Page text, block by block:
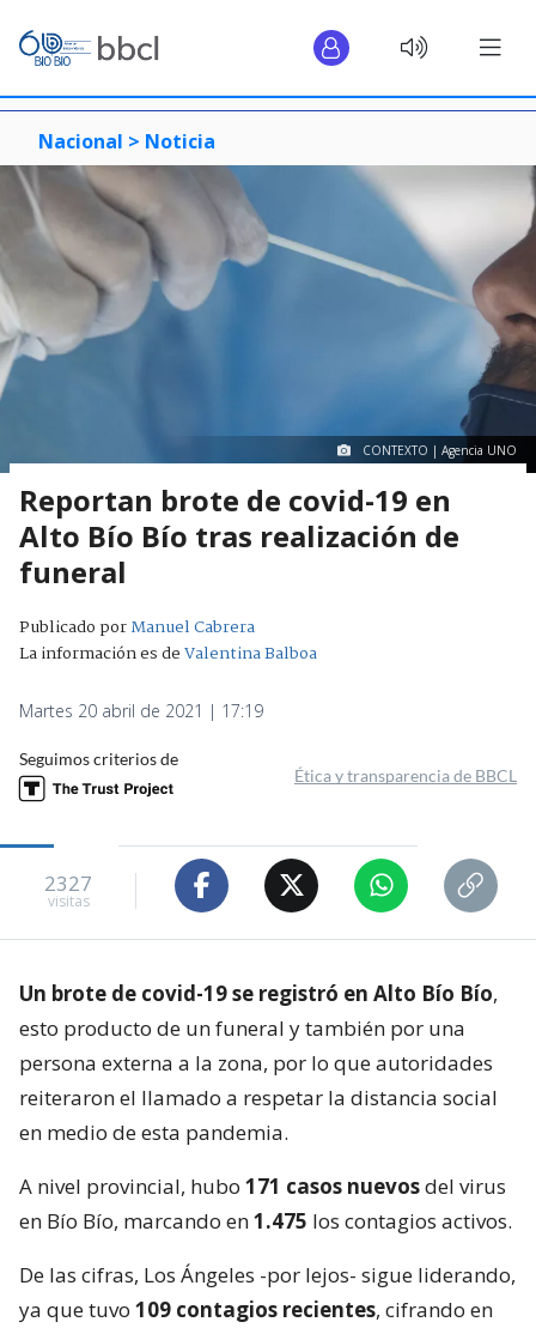
Nacional > Noticia
CONTEXTO | Agencia UNO
Reportan brote de covid-19 en
Alto Bío Bío tras realización de
funeral
Publicado porManuel Cabrera
La información es deValentina Balboa
Martes 20 abril de 2021 | 17:19
Seguimos criterios de
Ética y transparencia de BBCL
2327
visitas
Un brote de covid-19 se registró en Alto Bío Bío,
esto producto de un funeral y también por una
persona externa a la zona, por lo que autoridades
reiteraron el llamado a respetar la distancia social
en medio de esta pandemia.
A nivel provincial, hubo 171 casos nuevosdel virus
en Bío Bío, marcando en1.475 los contagios activos.
De las cifras, Los Ángeles -por lejos- sigue liderando,
ya que tuvo 109 contagios recientes, cifrando en